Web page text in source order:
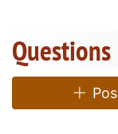
Questions